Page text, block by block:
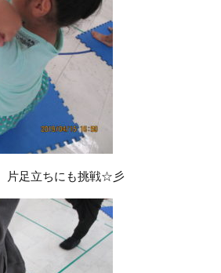
片足立ちにも挑戦☆彡